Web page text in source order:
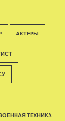
АКТЕРЫ
ТЕХНИКА